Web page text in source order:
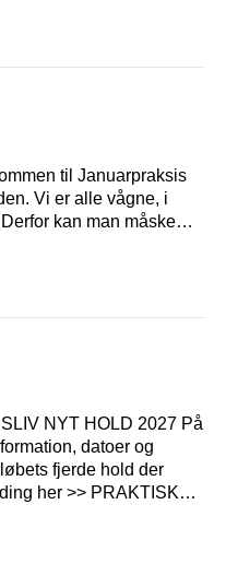
til Januarpraksis
Vi er alle vågne, i
kan man måske…
NYT HOLD 2027 På
datoer og
fjerde hold der
her >> PRAKTISK…